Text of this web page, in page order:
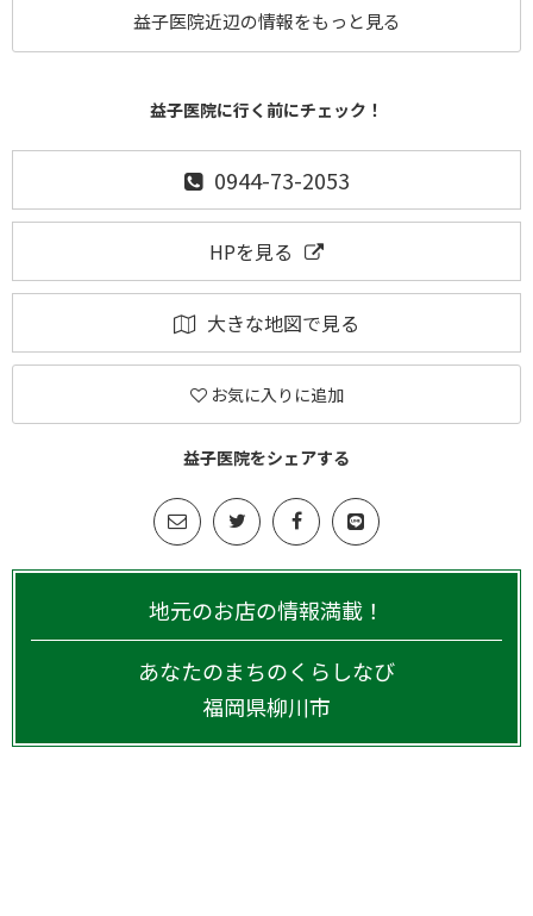
益子医院近辺の情報をもっと見る
益子医院に行く前にチェック！
0944-73-2053
HPを見る
大きな地図で見る
お気に入りに追加
益子医院をシェアする
地元のお店の情報満載！
あなたのまちのくらしなび
福岡県柳川市